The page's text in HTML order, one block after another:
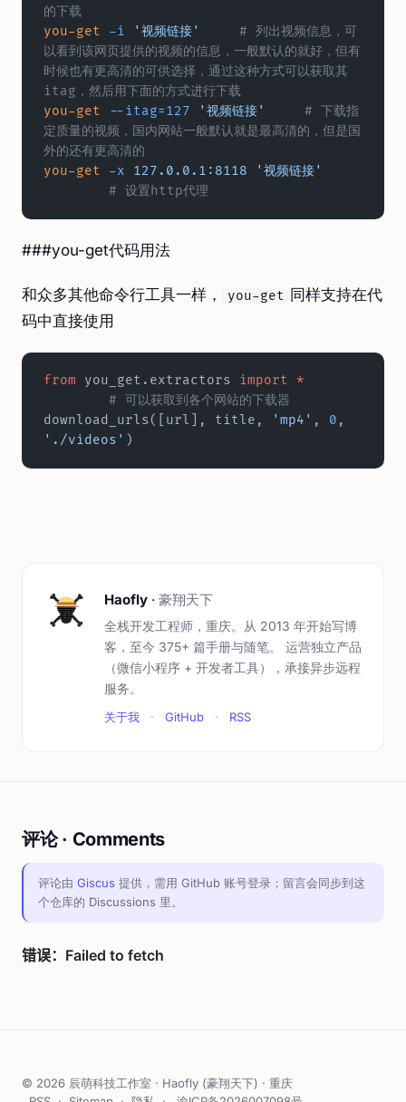
的下载
you-get -i '视频链接'
以看到该网页提供的视频的信息，一般默认的就好，但有
时候也有更高清的可供选择，通过这种方式可以获取其
itag，然后用下面的方式进行下载
you-get --itag=127 '视频链接'
定质量的视频，国内网站一般默认就是最高清的，但是国
外的还有更高清的
you-get -x 127.0.0.1:8118 '视频链接'
	# 设置http代理
###you-get代码用法
和众多其他命令行工具一样， you-get 同样支持在代
码中直接使用
from you_get.extractors import *
	# 可以获取到各个网站的下载器
download_urls([url], title,
'mp4' , 0
'./videos' )
Haofly · 豪翔天下
全栈开发工程师，重庆。从 2013 年开始写博
客，至今 375+ 篇手册与随笔。 运营独立产品
（微信小程序 + 开发者工具），承接异步远程
服务。
关于我 · GitHub · RSS
评论 · Comments
评论由 Giscus 提供，需用 GitHub 账号登录；留言会同步到这
个仓库的 Discussions 里。
© 2026 辰萌科技工作室 · Haofly (豪翔天下) · 重庆